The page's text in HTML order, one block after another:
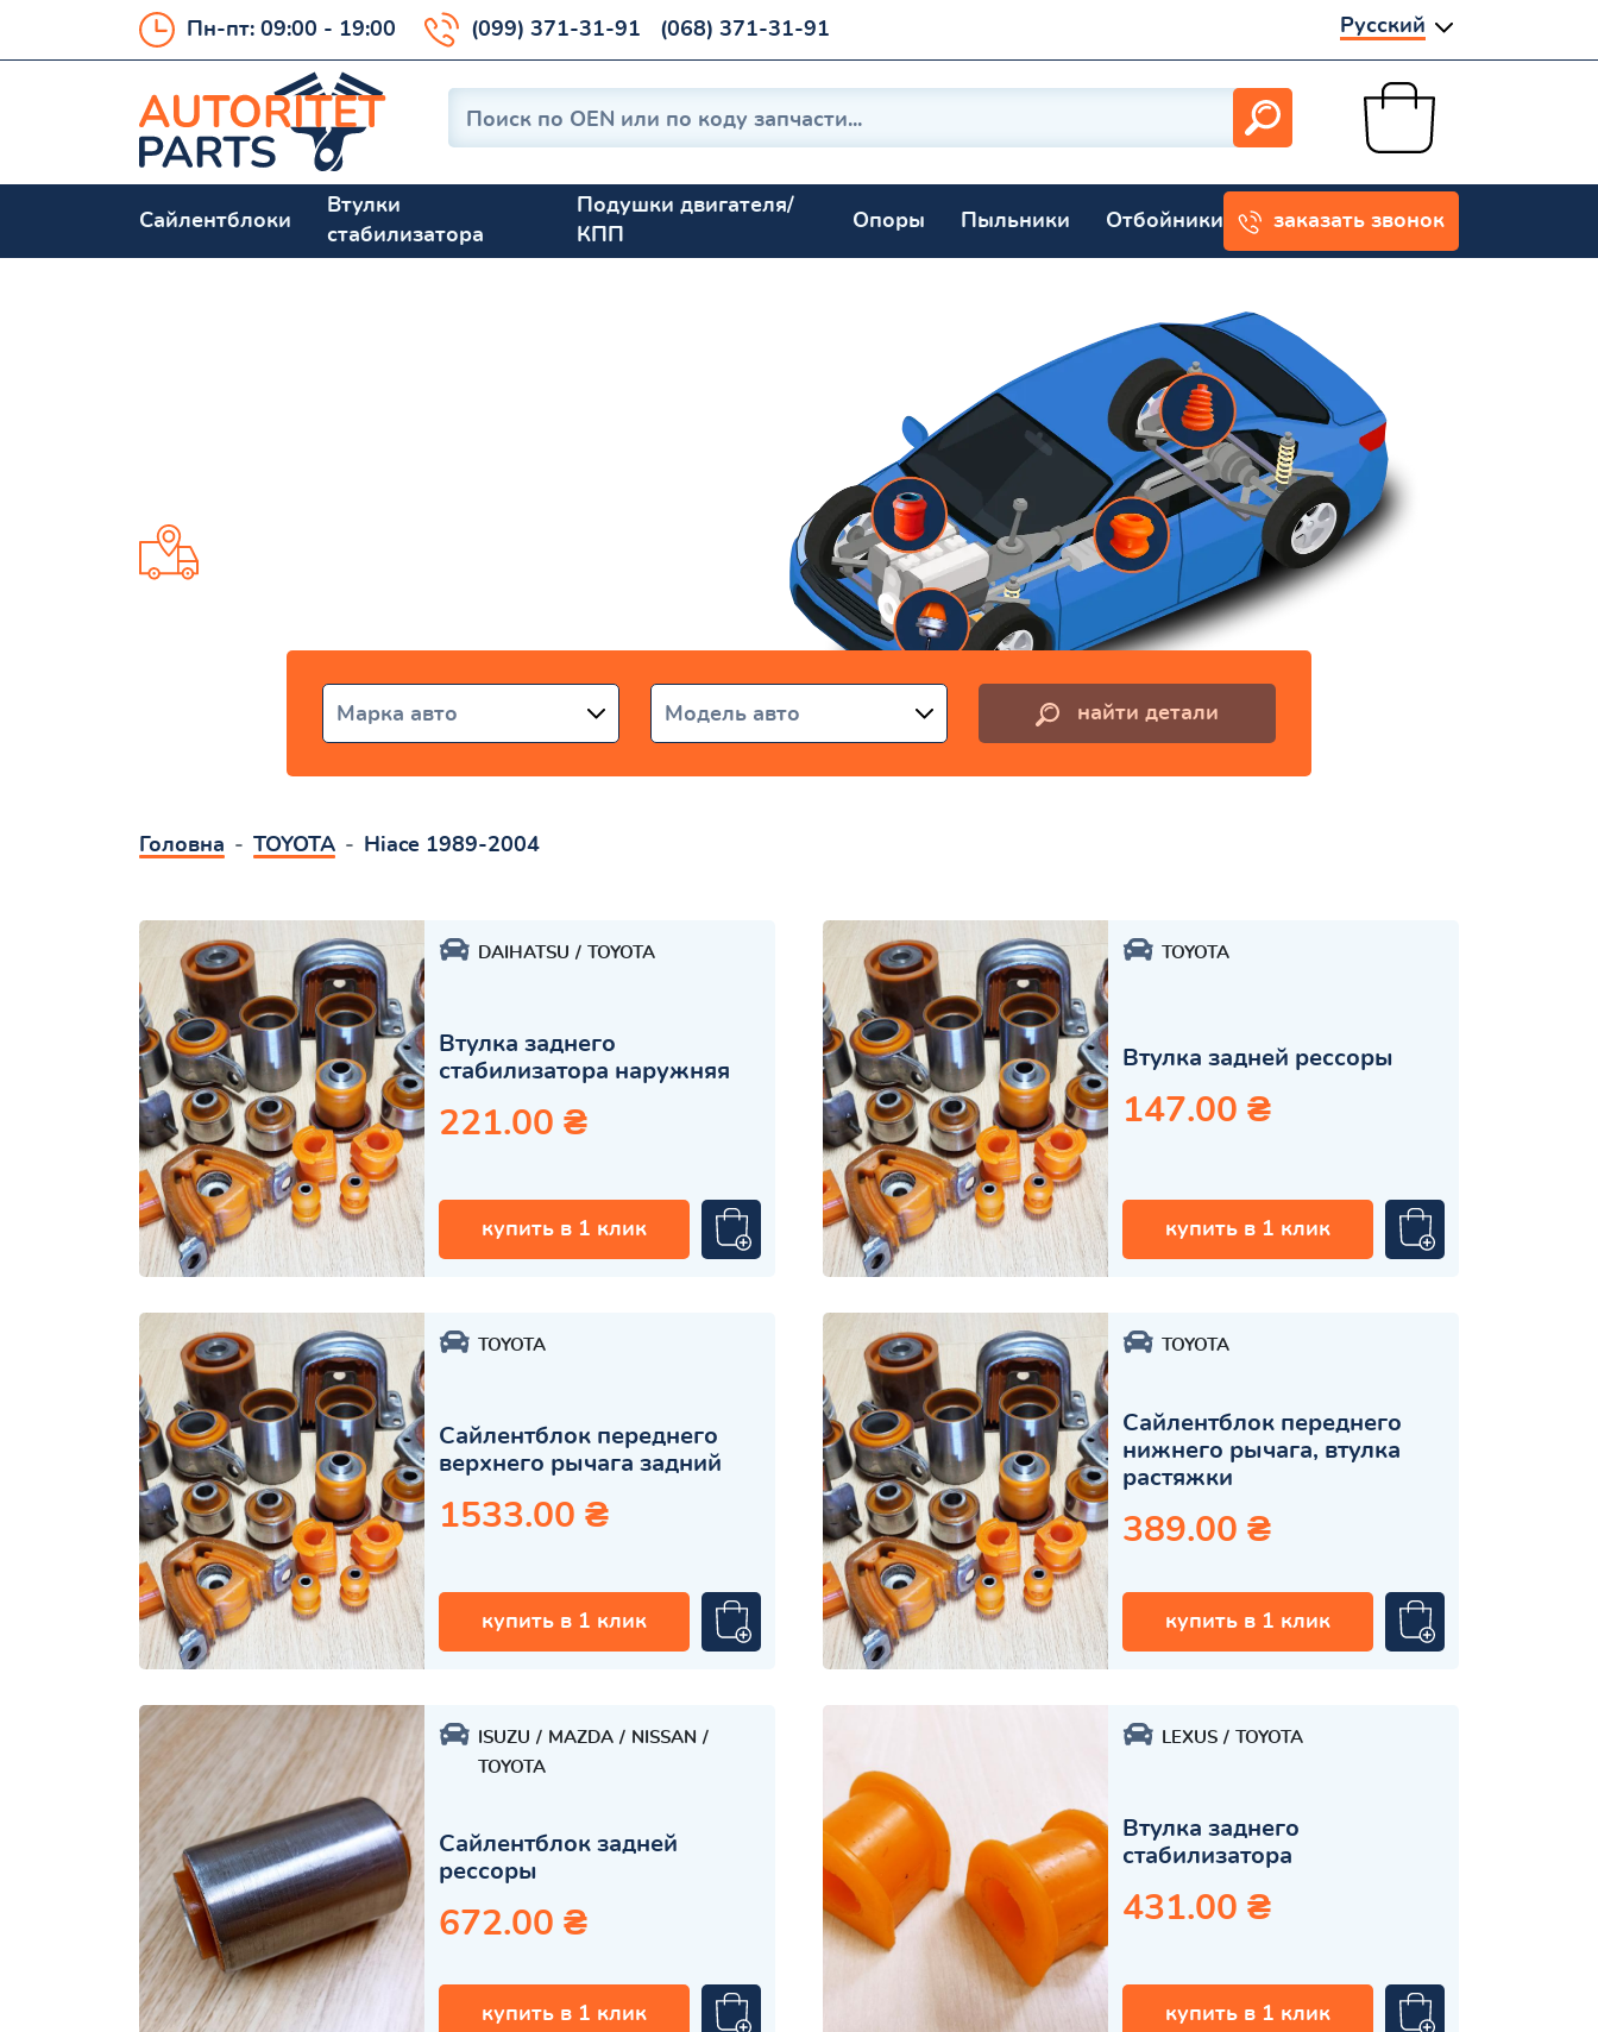
Пн-пт: 09:00 - 19:00 (099) 371-31-91 (068) 371-31-91 Русский
Сайлентблоки
Втулки
стабилизатора
Подушки двигателя/
КПП
Опоры Пыльники Отбойники заказать звонок
Марка авто Модель авто найти детали
Головна TOYOTA Hiace 1989-2004
DAIHATSU TOYOTA
Втулка заднего
стабилизатора наружняя
221.00 ₴
купить в 1 клик
TOYOTA
Втулка задней рессоры
147.00 ₴
купить в 1 клик
TOYOTA
Сайлентблок переднего
верхнего рычага задний
1533.00 ₴
купить в 1 клик
TOYOTA
Сайлентблок переднего
нижнего рычага, втулка
растяжки
389.00 ₴
купить в 1 клик
ISUZU MAZDA
NISSAN
TOYOTA
Сайлентблок задней
рессоры
672.00 ₴
купить в 1 клик
LEXUS TOYOTA
Втулка заднего
стабилизатора
431.00 ₴
купить в 1 клик